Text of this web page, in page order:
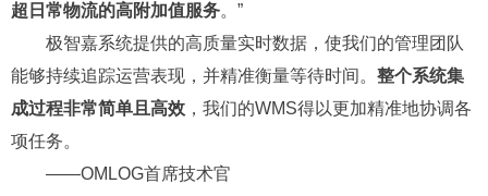
超日常物流的高附加值服务。”
极智嘉系统提供的高质量实时数据，使我们的管理团队
能够持续追踪运营表现，并精准衡量等待时间。 整个系统集
成过程非常简单且高效 ，我们的WMS得以更加精准地协调各
项任务。
——OMLOG首席技术官